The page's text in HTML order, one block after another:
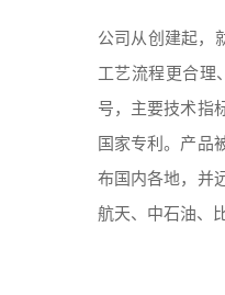
公司从创建起，
工艺流程更合理
号，主要技术指
国家专利。产品
布国内各地，并
航天、中石油、